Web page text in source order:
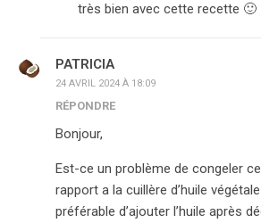
très bien avec cette recette 🙂
PATRICIA
24 AVRIL 2024 À 18:09
RÉPONDRE
Bonjour,
Est-ce un problème de congeler
rapport a la cuillère d’huile
préférable d’ajouter l’huile après